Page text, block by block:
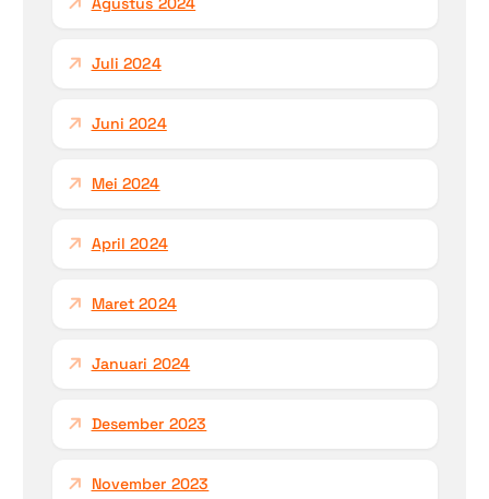
Juli 2024
Juni 2024
Mei 2024
April 2024
Maret 2024
Januari 2024
Desember 2023
November 2023